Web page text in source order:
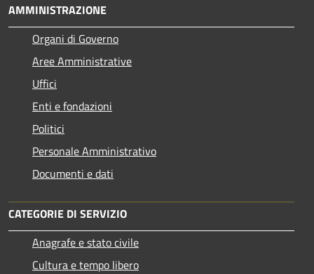
AMMINISTRAZIONE
Organi di Governo
Aree Amministrative
Uffici
Enti e fondazioni
Politici
Personale Amministrativo
Documenti e dati
CATEGORIE DI SERVIZIO
Anagrafe e stato civile
Cultura e tempo libero